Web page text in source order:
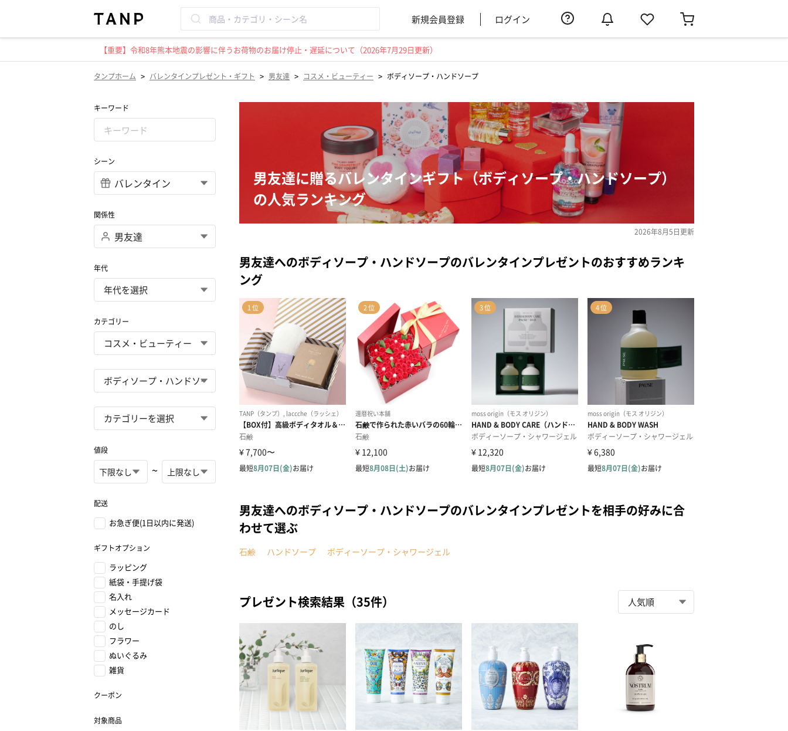
新規会員登録 ログイン
【重要】令和8年熊本地震の影響に伴うお荷物のお届け停止・遅延について（2026年7月29日更新）
タンプホーム > バレンタインプレゼント・ギフト > 男友達 > コスメ・ビューティー > ボディソープ・ハンドソープ
キーワード
シーン
関係性
年代
カテゴリー
値段
~
配送
お急ぎ便(1日以内に発送)
ギフトオプション
ラッピング
紙袋・手提げ袋
名入れ
メッセージカード
のし
フラワー
ぬいぐるみ
雑貨
クーポン
対象商品
男友達に贈るバレンタインギフト（ボディソープ・ハンドソープ）
の人気ランキング
2026年8月5日更新
男友達へのボディソープ・ハンドソープのバレンタインプレゼントのおすすめランキ
ング
男友達へのボディソープ・ハンドソープのバレンタインプレゼントを相手の好みに合
わせて選ぶ
石鹸 ハンドソープ ボディーソープ・シャワージェル
プレゼント検索結果（35件）